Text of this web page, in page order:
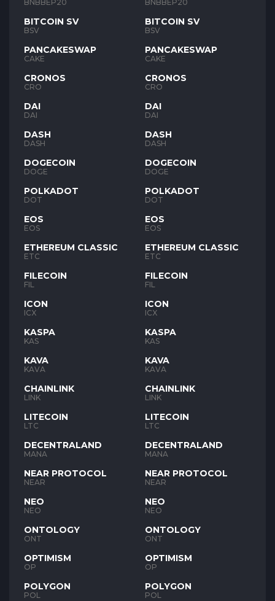
BNBBEP20
BITCOIN SV
BSV
PANCAKESWAP
CAKE
CRONOS
CRO
DAI
DAI
DASH
DASH
DOGECOIN
DOGE
POLKADOT
DOT
EOS
EOS
ETHEREUM CLASSIC
ETC
FILECOIN
FIL
ICON
ICX
KASPA
KAS
KAVA
KAVA
CHAINLINK
LINK
LITECOIN
LTC
DECENTRALAND
MANA
NEAR PROTOCOL
NEAR
NEO
NEO
ONTOLOGY
ONT
OPTIMISM
OP
POLYGON
POL
BNBBEP20
BITCOIN SV
BSV
PANCAKESWAP
CAKE
CRONOS
CRO
DAI
DAI
DASH
DASH
DOGECOIN
DOGE
POLKADOT
DOT
EOS
EOS
ETHEREUM CLASSIC
ETC
FILECOIN
FIL
ICON
ICX
KASPA
KAS
KAVA
KAVA
CHAINLINK
LINK
LITECOIN
LTC
DECENTRALAND
MANA
NEAR PROTOCOL
NEAR
NEO
NEO
ONTOLOGY
ONT
OPTIMISM
OP
POLYGON
POL